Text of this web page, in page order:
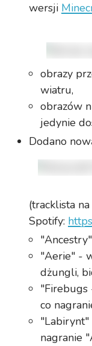
wersji
obrazy
wiatru,
obrazów
jedynie
Dodano
(tracklista na
Spotify:
"Aerie" -
dżungli,
"Firebugs
co
"Labirynt"
nagranie